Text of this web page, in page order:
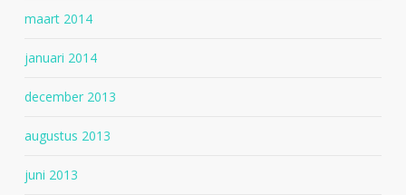
maart 2014
januari 2014
december 2013
augustus 2013
juni 2013